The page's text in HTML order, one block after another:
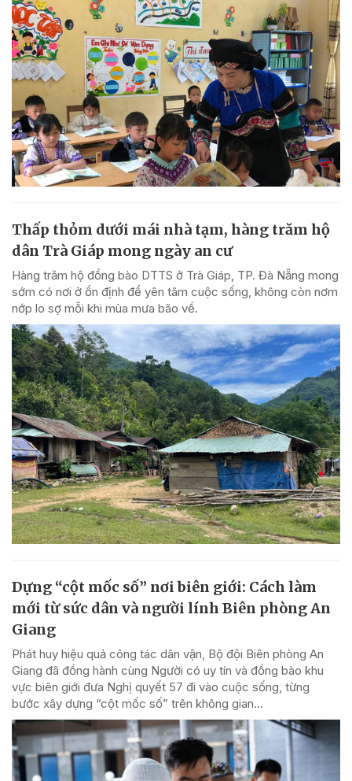
Thấp thỏm dưới mái nhà tạm, hàng trăm hộ
dân Trà Giáp mong ngày an cư
Hàng trăm hộ đồng bào DTTS ở Trà Giáp, TP. Đà Nẵng mong
sớm có nơi ở ổn định để yên tâm cuộc sống, không còn nơm
nớp lo sợ mỗi khi mùa mưa bão về.
Dựng “cột mốc số” nơi biên giới: Cách làm
mới từ sức dân và người lính Biên phòng An
Giang
Phát huy hiệu quả công tác dân vận, Bộ đội Biên phòng An
Giang đã đồng hành cùng Người có uy tín và đồng bào khu
vực biên giới đưa Nghị quyết 57 đi vào cuộc sống, từng
bước xây dựng “cột mốc số” trên không gian...